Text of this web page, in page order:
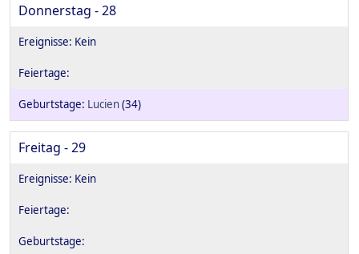
Donnerstag - 28
Lucien(34)
Freitag - 29